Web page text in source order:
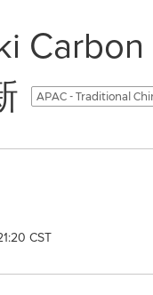
APAC - Traditional
CST